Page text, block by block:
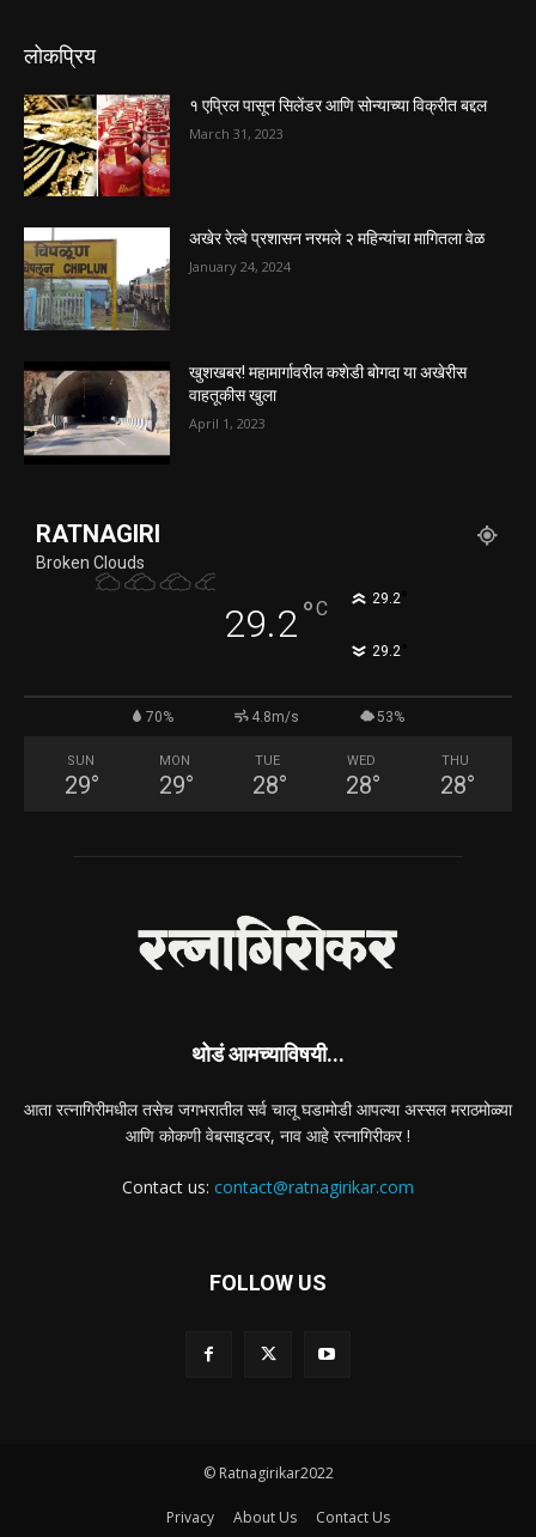
लोकप्रिय
१ एप्रिल पासून सिलेंडर आणि सोन्याच्या विक्रीत बद्दल
March 31, 2023
अखेर रेल्वे प्रशासन नरमले २ महिन्यांचा मागितला वेळ
January 24, 2024
खुशखबर! महामार्गावरील कशेडी बोगदा या अखेरीस
वाहतूकीस खुला
April 1, 2023
RATNAGIRI
Broken Clouds
29.2°C 29.2°
29.2°
70% 4.8m/s 53%
SUN
29°
MON
29°
TUE
28°
WED
28°
THU
28°
थोडं आमच्याविषयी...
आता रत्नागिरीमधील तसेच जगभरातील सर्व चालू घडामोडी आपल्या अस्सल मराठमोळ्या
आणि कोकणी वेबसाइटवर, नाव आहे रत्नागिरीकर !
Contact us: contact@ratnagirikar.com
FOLLOW US
© Ratnagirikar2022
Privacy About Us Contact Us